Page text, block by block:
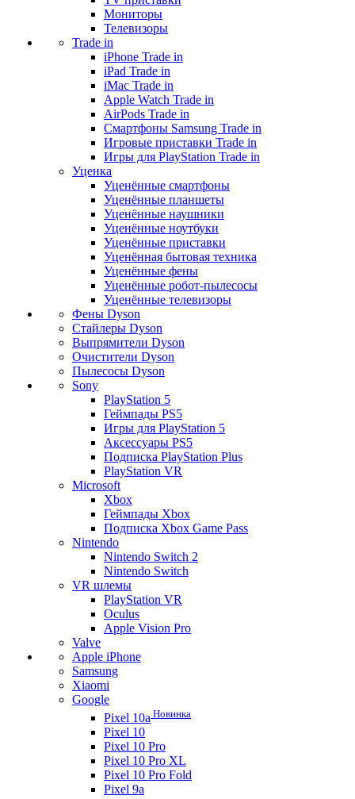
Мониторы
Телевизоры
Trade in
iPhone Trade in
iPad Trade in
iMac Trade in
Apple Watch Trade in
AirPods Trade in
Смартфоны Samsung Trade in
Игровые приставки Trade in
Игры для PlayStation Trade in
Уценка
Уценённые смартфоны
Уценённые планшеты
Уценённые наушники
Уценённые ноутбуки
Уценённые приставки
Уценённая бытовая техника
Уценённые фены
Уценённые робот-пылесосы
Уценённые телевизоры
Фены Dyson
Стайлеры Dyson
Выпрямители Dyson
Очистители Dyson
Пылесосы Dyson
Sony
PlayStation 5
Геймпады PS5
Игры для PlayStation 5
Аксессуары PS5
Подписка PlayStation Plus
PlayStation VR
Microsoft
Xbox
Геймпады Xbox
Подписка Xbox Game Pass
Nintendo
Nintendo Switch 2
Nintendo Switch
VR шлемы
PlayStation VR
Oculus
Apple Vision Pro
Valve
Apple iPhone
Samsung
Xiaomi
Google
Pixel 10a Новинка
Pixel 10
Pixel 10 Pro
Pixel 10 Pro XL
Pixel 10 Pro Fold
Pixel 9a